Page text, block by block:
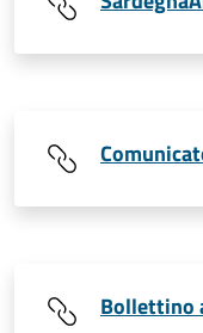
Bollettino